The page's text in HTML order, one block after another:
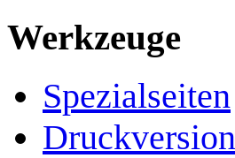
Werkzeuge
Spezialseiten
Druckversion